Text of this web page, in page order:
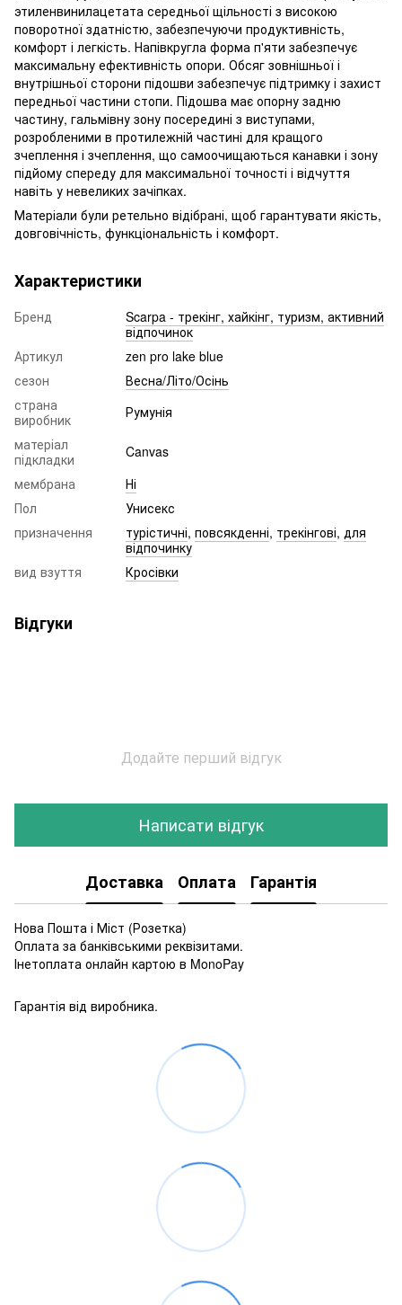
этиленвинилацетата середньої щільності з високою
поворотної здатністю, забезпечуючи продуктивність,
комфорт і легкість. Напівкругла форма п'яти забезпечує
максимальну ефективність опори. Обсяг зовнішньої і
внутрішньої сторони підошви забезпечує підтримку і захист
передньої частини стопи. Підошва має опорну задню
частину, гальмівну зону посередині з виступами,
розробленими в протилежній частині для кращого
зчеплення і зчеплення, що самоочищаються канавки і зону
підйому спереду для максимальної точності і відчуття
навіть у невеликих зачіпках.
Матеріали були ретельно відібрані, щоб гарантувати якість,
довговічність, функціональність і комфорт.
Характеристики
Бренд
Scarpa - трекінг, хайкінг, туризм, активний
відпочинок
Артикул
zen pro lake blue
сезон
Весна/Літо/Осінь
страна
виробник
Румунія
матеріал
підкладки
Canvas
мембрана
Ні
Пол
Унисекс
призначення
турістичні, повсякденні, трекінгові, для
відпочинку
вид взуття
Кросівки
Відгуки
Додайте перший відгук
Написати відгук
Доставка Оплата Гарантія
Нова Пошта і Міст (Розетка)
Оплата за банківськими реквізитами.
Інетоплата онлайн картою в MonoPay
Гарантія від виробника.